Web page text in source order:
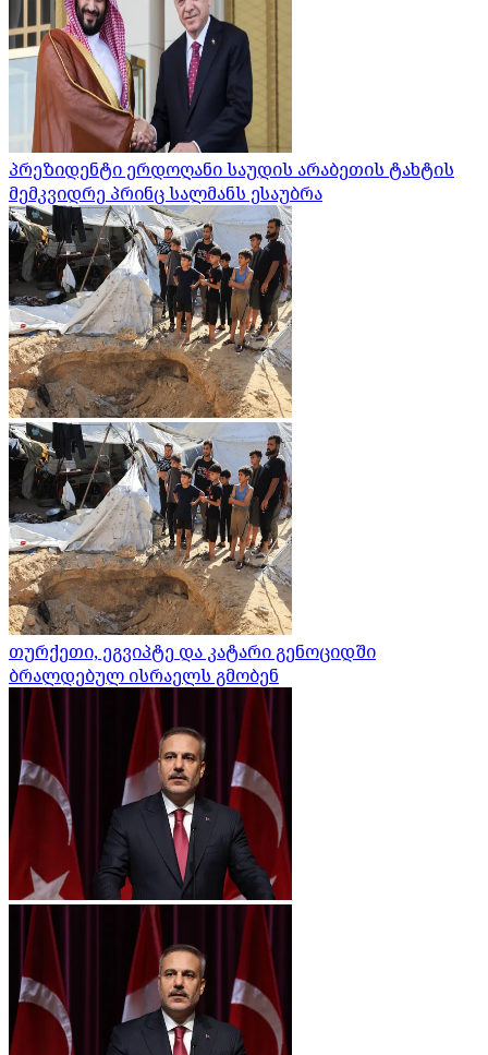
პრეზიდენტი ერდოღანი საუდის არაბეთის ტახტის
მემკვიდრე პრინც სალმანს ესაუბრა
თურქეთი, ეგვიპტე და კატარი გენოციდში
ბრალდებულ ისრაელს გმობენ